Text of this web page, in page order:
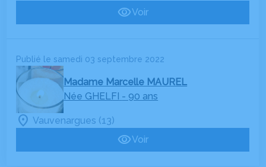
Voir
Publié le samedi 03 septembre 2022
Madame Marcelle MAUREL
Née GHELFI - 90 ans
Vauvenargues (13)
Voir